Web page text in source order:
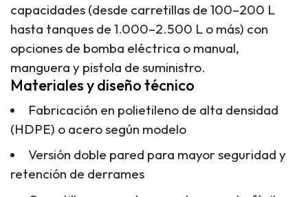
capacidades (desde carretillas de 100–200 L
hasta tanques de 1.000–2.500 L o más) con
opciones de bomba eléctrica o manual,
manguera y pistola de suministro.
Materiales y diseño técnico
Fabricación en polietileno de alta densidad
(HDPE) o acero según modelo
Versión doble pared para mayor seguridad y
retención de derrames